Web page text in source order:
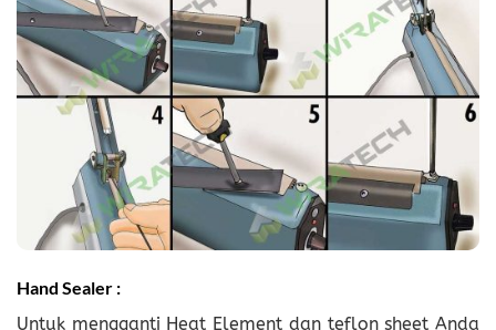
Hand Sealer :
Untuk mengganti Heat Element dan teflon sheet Anda